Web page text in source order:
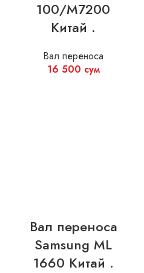
100/M7200
Китай .
Вал переноса
16 500 сум
Вал переноса
Samsung ML
1660 Китай .